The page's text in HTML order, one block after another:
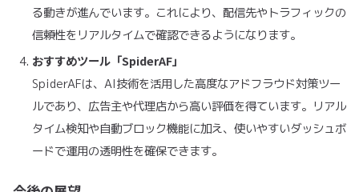
る動きが進んでいます。これにより、配信先やトラフィックの
信頼性をリアルタイムで確認できるようになります。
おすすめツール「SpiderAF」
SpiderAFは、AI技術を活用した高度なアドフラウド対策ツー
ルであり、広告主や代理店から高い評価を得ています。リアル
タイム検知や自動ブロック機能に加え、使いやすいダッシュボ
ードで運用の透明性を確保できます。